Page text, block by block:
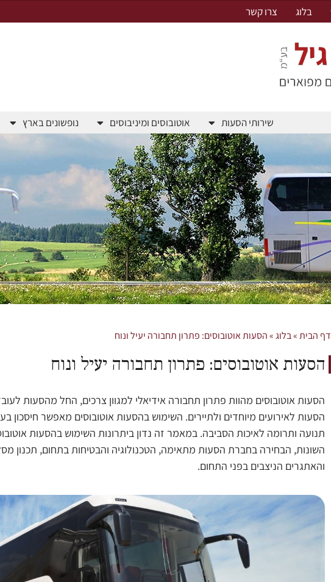
בלוג צרו קשר
שירותי הסעות אוטובוסים ומיניבוסים נופשונים בארץ
דף הבית»בלוג»הסעות אוטובוסים: פתרון תחבורה יעיל ונוח
הסעות אוטובוסים: פתרון תחבורה יעיל ונוח
הסעות אוטובוסים מהוות פתרון תחבורה אידיאלי למגוון צרכים, החל מהסעות
הסעות לאירועים מיוחדים ולתיירים. השימוש בהסעות אוטובוסים מאפשר חיסכון
תנועה ותרומה לאיכות הסביבה. במאמר זה נדון ביתרונות השימוש בהסעות
השונות, הבחירה בחברת הסעות מתאימה, הטכנולוגיה והבטיחות בתחום, תכנון
והאתגרים הניצבים בפני התחום.